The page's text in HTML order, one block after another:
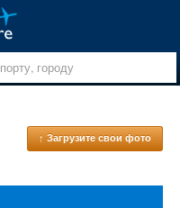
↑ Загрузите свои фото